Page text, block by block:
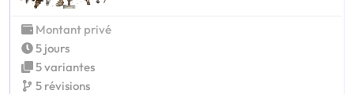
Montant privé
5 jours
5 variantes
5 révisions